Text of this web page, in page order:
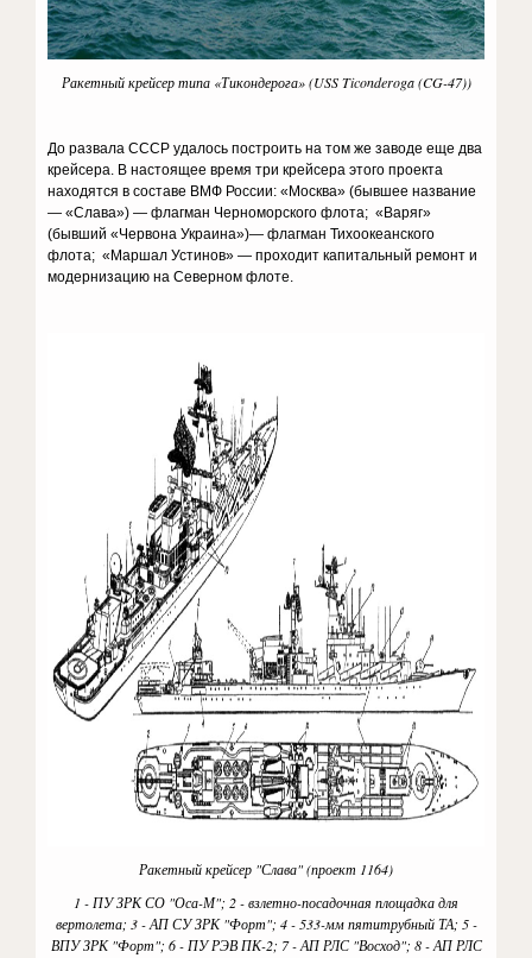
Ракетный крейсер типа «Тикондерога» (USS Ticonderoga (CG-47))
До развала СССР удалось построить на том же заводе еще два
крейсера. В настоящее время три крейсера этого проекта
находятся в составе ВМФ России: «Москва» (бывшее название
— «Слава») — флагман Черноморского флота; «Варяг»
(бывший «Червона Украина»)— флагман Тихоокеанского
флота; «Маршал Устинов» — проходит капитальный ремонт и
модернизацию на Северном флоте.
Ракетный крейсер "Слава" (проект 1164)
1 - ПУ ЗРК СО "Оса-М"; 2 - взлетно-посадочная площадка для
вертолета; 3 - АП СУ ЗРК "Форт"; 4 - 533-мм пятитрубный ТА; 5 -
ВПУ ЗРК "Форт"; 6 - ПУ РЭВ ПК-2; 7 - АП РЛС "Восход"; 8 - АП РЛС